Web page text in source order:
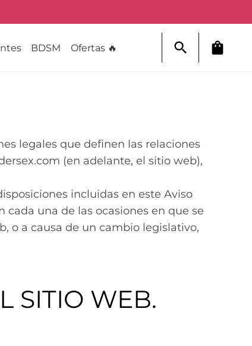
BDSM Ofertas 🔥 search shopping_bag
legales que definen las relaciones
(en adelante, el sitio web),
incluidas en este Aviso
una de las ocasiones en que se
o a causa de un cambio legislativo,
SITIO WEB.